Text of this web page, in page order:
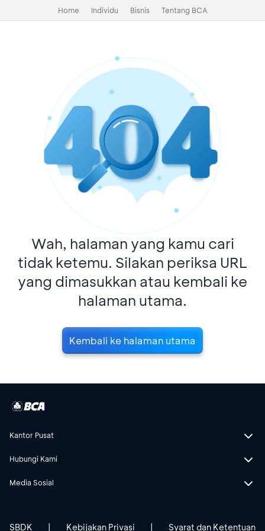
Home Individu Bisnis Tentang BCA
Wah, halaman yang kamu cari
tidak ketemu. Silakan periksa URL
yang dimasukkan atau kembali ke
halaman utama.
Kembali ke halaman utama
Kantor Pusat
Hubungi Kami
Media Sosial
SBDK Kebijakan Privasi Syarat dan Ketentuan